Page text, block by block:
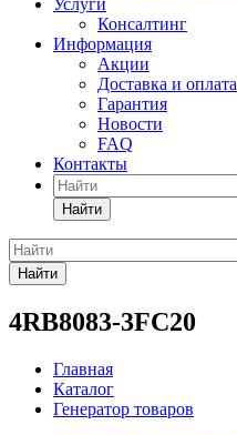
Консалтинг
Информация
Акции
Доставка и оплата
Гарантия
Новости
FAQ
Контакты
Найти
Найти
4RB8083-3FC20
Главная
Каталог
Генератор товаров